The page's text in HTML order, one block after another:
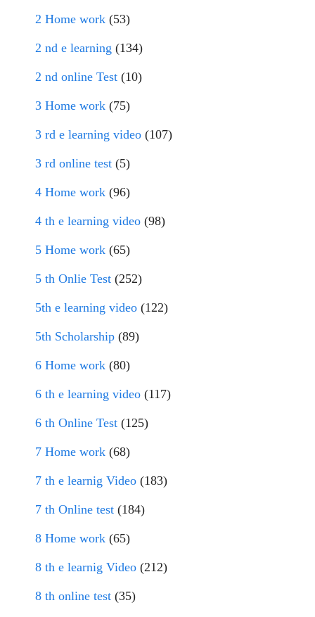
2 Home work (53)
2 nd e learning (134)
2 nd online Test (10)
3 Home work (75)
3 rd e learning video (107)
3 rd online test (5)
4 Home work (96)
4 th e learning video (98)
5 Home work (65)
5 th Onlie Test (252)
5th e learning video (122)
5th Scholarship (89)
6 Home work (80)
6 th e learning video (117)
6 th Online Test (125)
7 Home work (68)
7 th e learnig Video (183)
7 th Online test (184)
8 Home work (65)
8 th e learnig Video (212)
8 th online test (35)